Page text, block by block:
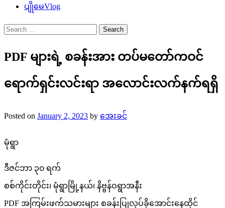
ပျိုမေVlog
Search
for:
PDF များရဲ့ စခန်းအား တပ်မတော်ကဝင်
ရောက်ရှင်းလင်းရာ အလောင်းလက်နက်ရရှိ
Posted on January 2, 2023 by အေးခင်
မုံရွာ
ဒီဇင်ဘာ ၃၀ ရက်
စစ်ကိုင်းတိုင်း၊ မုံရွာမြို့နယ်၊ နိဗ္ဗန်ဝရွာအနီး
PDF အကြမ်းဖက်သမားများ စခန်းပြုလုပ်ခိုအောင်းနေထိုင်